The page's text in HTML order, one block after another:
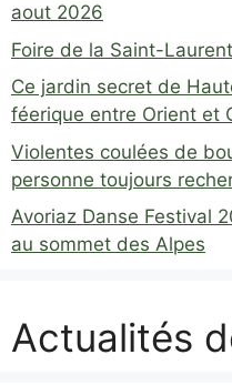
aout 2026
Foire de la Saint-
Ce jardin secret de
féerique entre Orient et
Violentes coulées de
personne toujours
Avoriaz Danse Festival
au sommet des Alpes
Actualités